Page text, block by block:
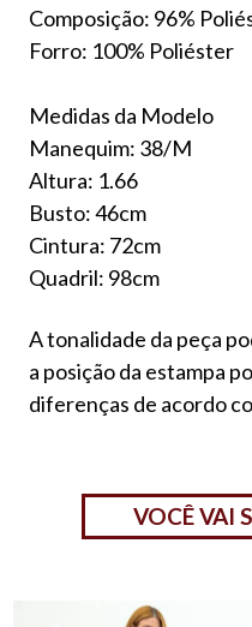
Composição: 96%
Forro: 100% Poliéster
Medidas da Modelo
Manequim: 38/M
Altura: 1.66
Busto: 46cm
Cintura: 72cm
Quadril: 98cm
A tonalidade da peça
a posição da estampa
diferenças de acordo
VOCÊ VAI